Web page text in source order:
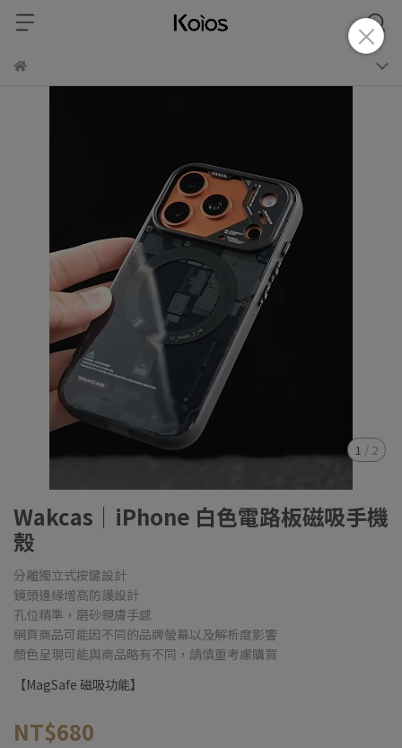
1 / 2
Wakcas｜iPhone 白色電路板磁吸手機
殼
分離獨立式按鍵設計
鏡頭邊緣增高防護設計
孔位精準，磨砂親膚手感
網頁商品可能因不同的品牌螢幕以及解析度影響
顏色呈現可能與商品略有不同，請慎重考慮購買
【MagSafe 磁吸功能】
NT$680